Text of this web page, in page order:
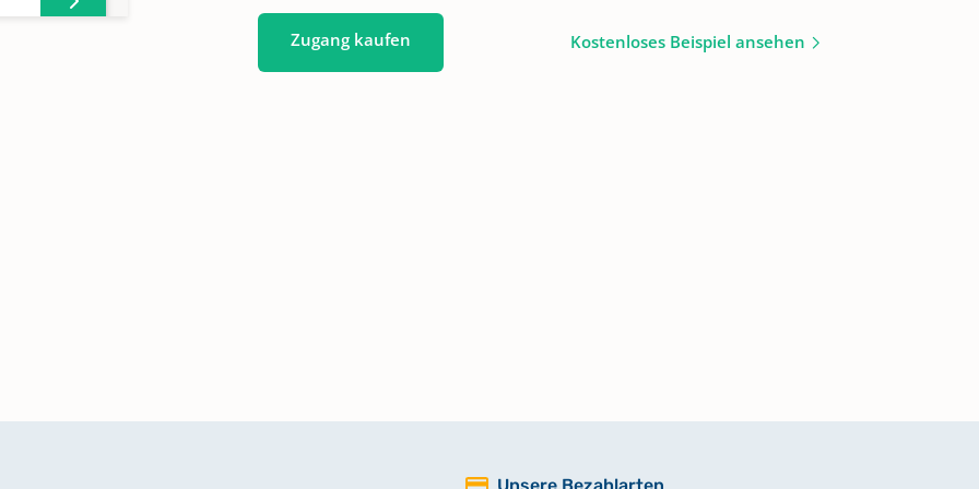
Zugang kaufen Kostenloses Beispiel ansehen